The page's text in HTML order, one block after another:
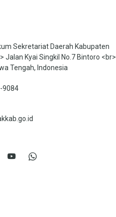
Sekretariat Daerah Kabupaten
Jalan Kyai Singkil No.7 Bintoro <br>
Tengah, Indonesia
9084